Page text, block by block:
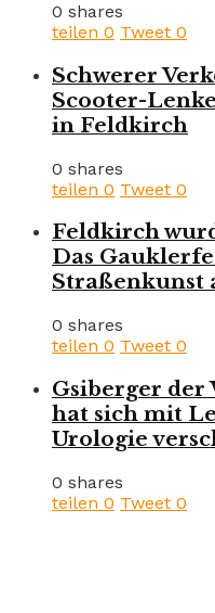
0 shares
teilen 0 Tweet 0
Schwerer
Scooter-
in Feldkirch
0 shares
teilen 0 Tweet 0
Feldkirch
Das
Straßenkunst
0 shares
teilen 0 Tweet 0
Gsiberger der
hat sich mit
Urologie
0 shares
teilen 0 Tweet 0